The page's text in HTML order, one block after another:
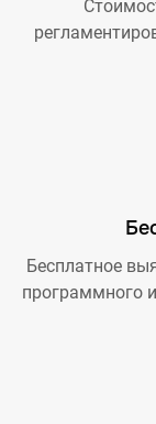
Бесплатное
программного